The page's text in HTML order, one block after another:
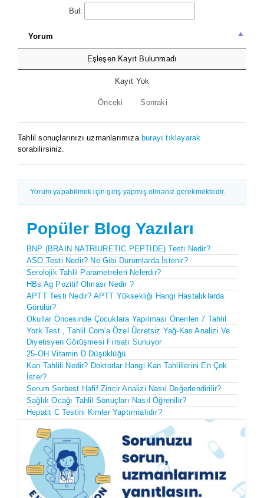
Bul:
Yorum
Eşleşen Kayıt Bulunmadı
Kayıt Yok
Önceki Sonraki
Tahlil sonuçlarınızı uzmanlarımıza burayı tıklayarak
sorabilirsiniz.
Yorum yapabilmek için giriş yapmış olmanız gerekmektedir.
Popüler Blog Yazıları
BNP (BRAIN NATRIURETIC PEPTIDE) Testi Nedir?
ASO Testi Nedir? Ne Gibi Durumlarda İstenir?
Serolojik Tahlil Parametreleri Nelerdir?
HBs Ag Pozitif Olması Nedir ?
APTT Testi Nedir? APTT Yüksekliği Hangi Hastalıklarda
Görülür?
Okullar Öncesinde Çocuklara Yapılması Önerilen 7 Tahlil
York Test , Tahlil.com'a Özel Ücretsiz Yağ-Kas Analizi Ve
Diyetisyen Görüşmesi Fırsatı Sunuyor
25-OH Vitamin D Düşüklüğü
Kan Tahlili Nedir? Doktorlar Hangi Kan Tahlillerini En Çok
İster?
Serum Serbest Hafif Zincir Analizi Nasıl Değerlendirilir?
Sağlık Ocağı Tahlil Sonuçları Nasıl Öğrenilir?
Hepatit C Testini Kimler Yaptırmalıdır?